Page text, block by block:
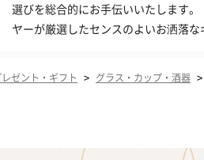
選びを総合的にお手伝いいたします
ヤーが厳選したセンスのよいお洒落
ゼント・ギフト > グラス・カップ・酒器 >